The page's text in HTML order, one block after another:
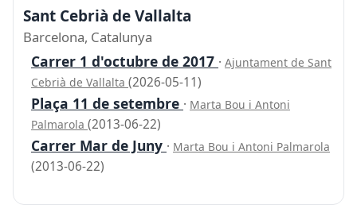
Sant Cebrià de Vallalta
Barcelona, Catalunya
Carrer 1 d'octubre de 2017 · Ajuntament de Sant
Cebrià de Vallalta (2026-05-11)
Plaça 11 de setembre · Marta Bou i Antoni
Palmarola (2013-06-22)
Carrer Mar de Juny · Marta Bou i Antoni Palmarola
(2013-06-22)